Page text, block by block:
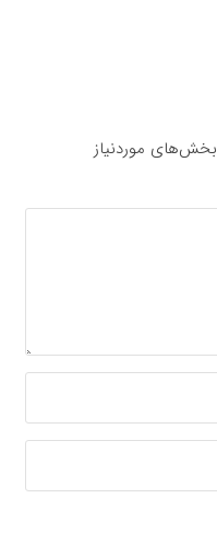
بخش‌های موردنیاز